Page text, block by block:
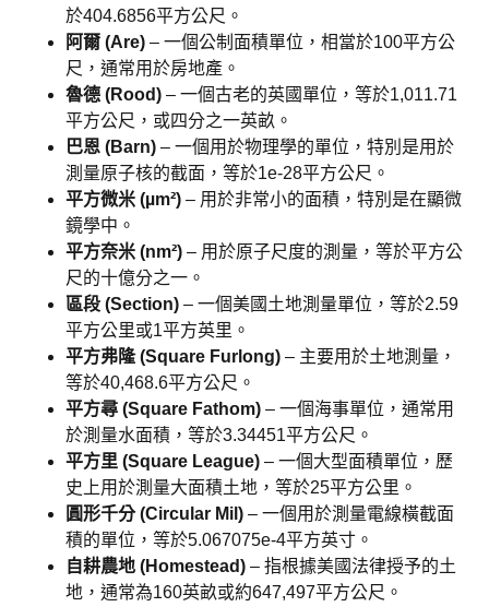
於404.6856平方公尺。
阿爾 (Are) – 一個公制面積單位，相當於100平方公
尺，通常用於房地產。
魯德 (Rood) – 一個古老的英國單位，等於1,011.71
平方公尺，或四分之一英畝。
巴恩 (Barn) – 一個用於物理學的單位，特別是用於
測量原子核的截面，等於1e-28平方公尺。
平方微米 (µm²) – 用於非常小的面積，特別是在顯微
鏡學中。
平方奈米 (nm²) – 用於原子尺度的測量，等於平方公
尺的十億分之一。
區段 (Section) – 一個美國土地測量單位，等於2.59
平方公里或1平方英里。
平方弗隆 (Square Furlong) – 主要用於土地測量，
等於40,468.6平方公尺。
平方尋 (Square Fathom) – 一個海事單位，通常用
於測量水面積，等於3.34451平方公尺。
平方里 (Square League) – 一個大型面積單位，歷
史上用於測量大面積土地，等於25平方公里。
圓形千分 (Circular Mil) – 一個用於測量電線橫截面
積的單位，等於5.067075e-4平方英寸。
自耕農地 (Homestead) – 指根據美國法律授予的土
地，通常為160英畝或約647,497平方公尺。